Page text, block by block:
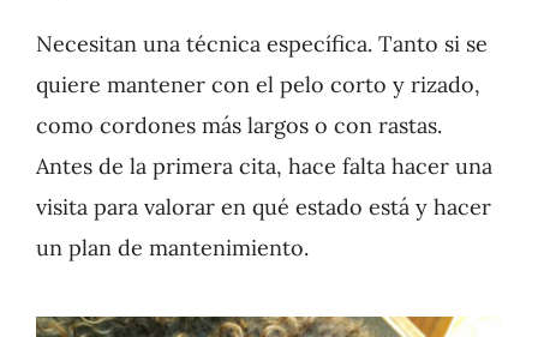
Necesitan una técnica específica. Tanto si se
quiere mantener con el pelo corto y rizado,
como cordones más largos o con rastas.
Antes de la primera cita, hace falta hacer una
visita para valorar en qué estado está y hacer
un plan de mantenimiento.